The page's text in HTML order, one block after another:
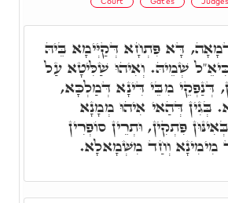
דָּא פִּתְחָא דְּקַיְּימָא בֵּיהּ
שְׁמֵיהּ. וְאִיהוּ שַׁלִּיטָא עַל
דְּנַפְקֵי מִבֵּי דִּינָא דְּמַלְכָּא,
דְּהַאי אִיהוּ מְמָנָא
פִּתְקִין, וּתְרֵין סוֹפְרִין
מִימִינָא וְחַד מִשְּׁמָאלָא.